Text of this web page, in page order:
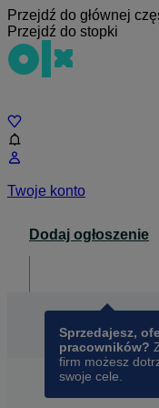
Przejdź do głównej
Przejdź do stopki
Twoje konto
Dodaj ogłoszenie
Sprzedajesz,
pracowników?
firm możesz
swoje cele.